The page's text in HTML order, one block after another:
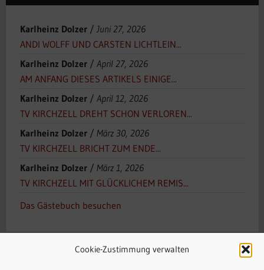
Cookie-Zustimmung verwalten
Karlheinz Dolzer/ Juni 27, 2026
ANDI WOLFF UND CARSTEN LICHTLEIN...
Karlheinz Dolzer/ April 27, 2026
AM ANFANG DIESES ARTIKELS EINIGE...
Karlheinz Dolzer/ April 12, 2026
TV KIRCHZELL DREHT SCHON VERLOREN...
Karlheinz Dolzer/ März 30, 2026
TV KIRCHZELL BRICHT ZUM ENDE...
Karlheinz Dolzer/ März 1, 2026
TV KIRCHZELL MIT GLÜCKLICHEM REMIS...
Das Gästebuch besuchen